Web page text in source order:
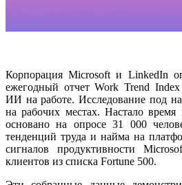
Корпорация Microsoft и LinkedIn
ежегодный отчет Work Trend
ИИ на работе. Исследование под
на рабочих местах. Настало время
основано на опросе 31 000
тенденций труда и найма на
сигналов продуктивности
клиентов из списка Fortune 500.